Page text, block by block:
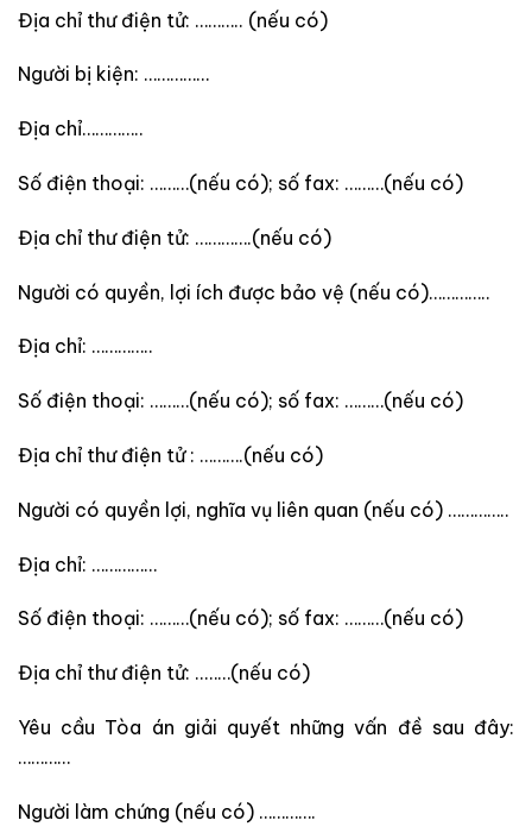
Địa chỉ thư điện tử: ……….. (nếu có)
Người bị kiện: ……………
Địa chỉ…………..
Số điện thoại: ………(nếu có); số fax: ………(nếu có)
Địa chỉ thư điện tử: ………….(nếu có)
Người có quyền, lợi ích được bảo vệ (nếu có)…………..
Địa chỉ: …………..
Số điện thoại: ………(nếu có); số fax: ………(nếu có)
Địa chỉ thư điện tử : ……….(nếu có)
Người có quyền lợi, nghĩa vụ liên quan (nếu có) …………..
Địa chỉ: ……………
Số điện thoại: ………(nếu có); số fax: ………(nếu có)
Địa chỉ thư điện tử: ..……(nếu có)
Yêu cầu Tòa án giải quyết những vấn đề sau đây:
…………
Người làm chứng (nếu có) ………….